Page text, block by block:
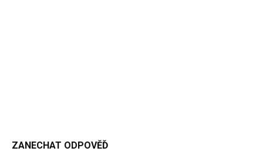
ZANECHAT ODPOVĚĎ